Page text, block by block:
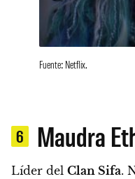
Fuente: Netflix.
6 Maudra
Líder del Clan Sifa.